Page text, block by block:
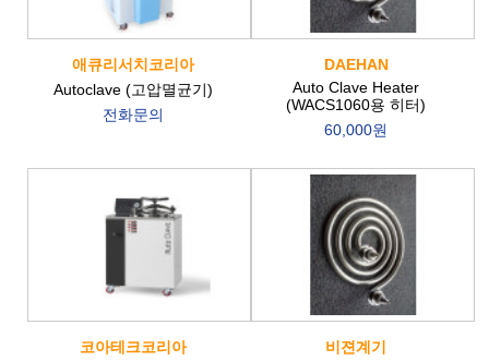
애큐리서치코리아
Autoclave (고압멸균기)
전화문의
DAEHAN
Auto Clave Heater
(WACS1060용 히터)
60,000원
코아테크코리아
비젼계기